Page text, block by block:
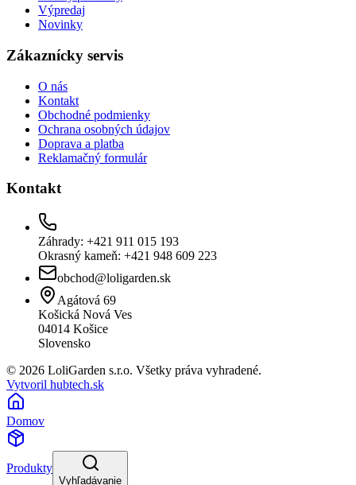
Výpredaj
Novinky
Zákaznícky servis
O nás
Kontakt
Obchodné podmienky
Ochrana osobných údajov
Doprava a platba
Reklamačný formulár
Kontakt
Záhrady: +421 911 015 193
Okrasný kameň: +421 948 609 223
obchod@loligarden.sk
Agátová 69
Košická Nová Ves
04014 Košice
Slovensko
© 2026 LoliGarden s.r.o. Všetky práva vyhradené.
Vytvoril hubtech.sk
Domov
Produkty
Vyhľadávanie